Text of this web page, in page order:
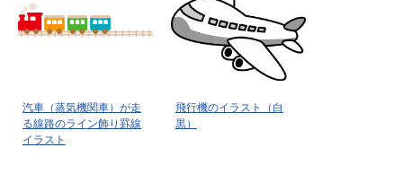
汽車（蒸気機関車）が走
る線路のライン飾り罫線
イラスト
飛行機のイラスト（白
黒）